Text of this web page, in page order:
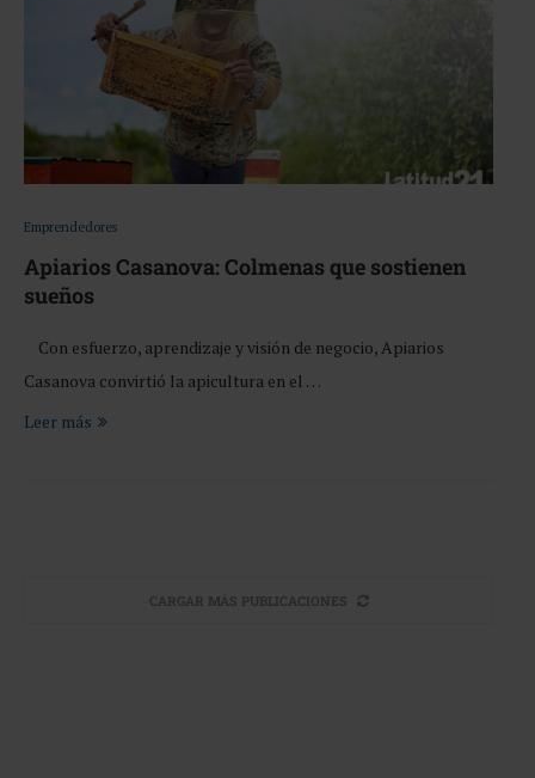
Emprendedores
Apiarios Casanova: Colmenas que sostienen
sueños
Con esfuerzo, aprendizaje y visión de negocio, Apiarios
Casanova convirtió la apicultura en el …
Leer más
CARGAR MÁS PUBLICACIONES